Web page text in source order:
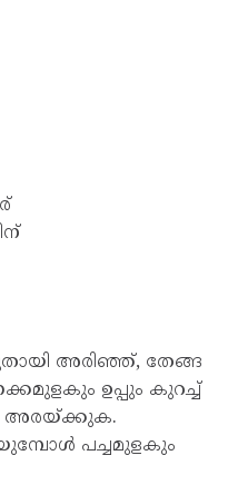
അരിഞ്ഞ്, തേങ്ങ
ഉപ്പും കുറച്ച്
അരയ്ക്കുക.
പച്ചമുളകും